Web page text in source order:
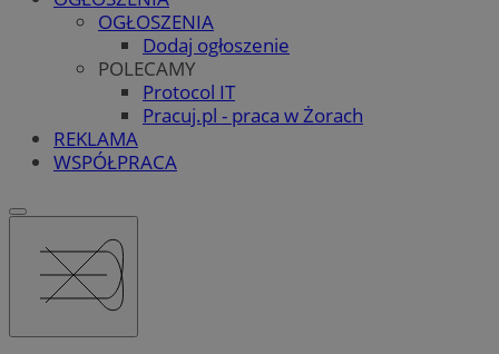
OGŁOSZENIA
Dodaj ogłoszenie
POLECAMY
Protocol IT
Pracuj.pl - praca w Żorach
REKLAMA
WSPÓŁPRACA